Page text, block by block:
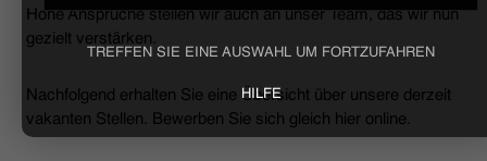
TREFFEN SIE EINE AUSWAHL UM FORTZUFAHREN
HILFE
BUSINESS
UNTERNEHMEN
Hohe Ansprüche stellen wir auch an unser Team, das wir nun
gezielt verstärken.
Nachfolgend erhalten Sie eine Übersicht über unsere derzeit
vakanten Stellen. Bewerben Sie sich gleich hier online.